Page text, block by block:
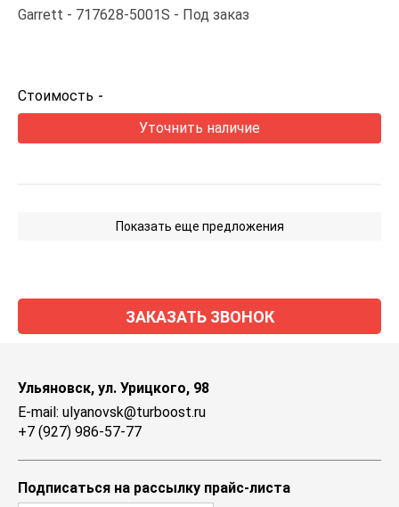
Garrett 717628-5001S Под заказ
Стоимость -
Уточнить наличие
Показать еще предложения
ЗАКАЗАТЬ ЗВОНОК
Ульяновск, ул. Урицкого, 98
E-mail: ulyanovsk@turboost.ru
+7 (927) 986-57-77
Подписаться на рассылку прайс-листа